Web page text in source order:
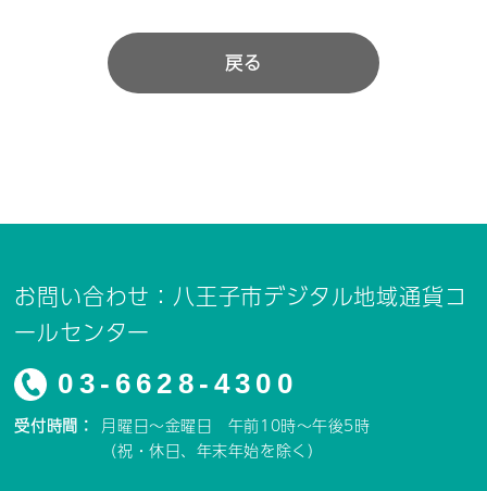
戻る
お問い合わせ：八王子市デジタル地域通貨コ
ールセンター
03-6628-4300
受付時間： 月曜日～金曜日 午前10時～午後5時
（祝・休日、年末年始を除く）